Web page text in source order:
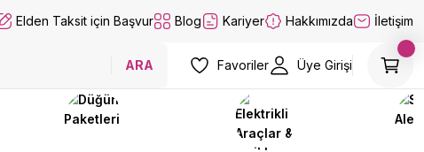
Elden Taksit için Başvur Blog Kariyer Hakkımızda İletişim
ARA Favoriler Üye Girişi